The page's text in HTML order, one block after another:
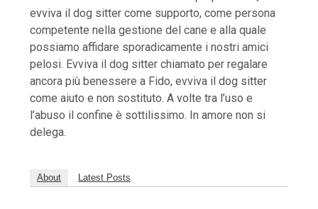
evviva il dog sitter come supporto, come persona
competente nella gestione del cane e alla quale
possiamo affidare sporadicamente i nostri amici
pelosi. Evviva il dog sitter chiamato per regalare
ancora più benessere a Fido, evviva il dog sitter
come aiuto e non sostituto. A volte tra l’uso e
l’abuso il confine è sottilissimo. In amore non si
delega.
About Latest Posts